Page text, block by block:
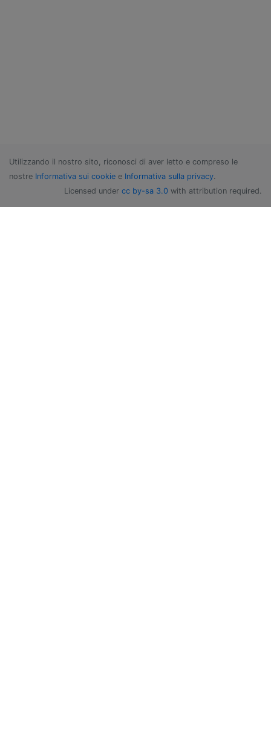
Utilizzando il nostro sito, riconosci di aver letto e compreso le
nostre Informativa sui cookie e Informativa sulla privacy.
Licensed under cc by-sa 3.0 with attribution required.